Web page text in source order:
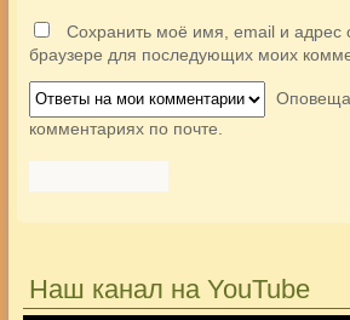
Сохранить моё имя, email и адрес
браузере для последующих моих
комментариях по почте.
Наш канал на YouTube